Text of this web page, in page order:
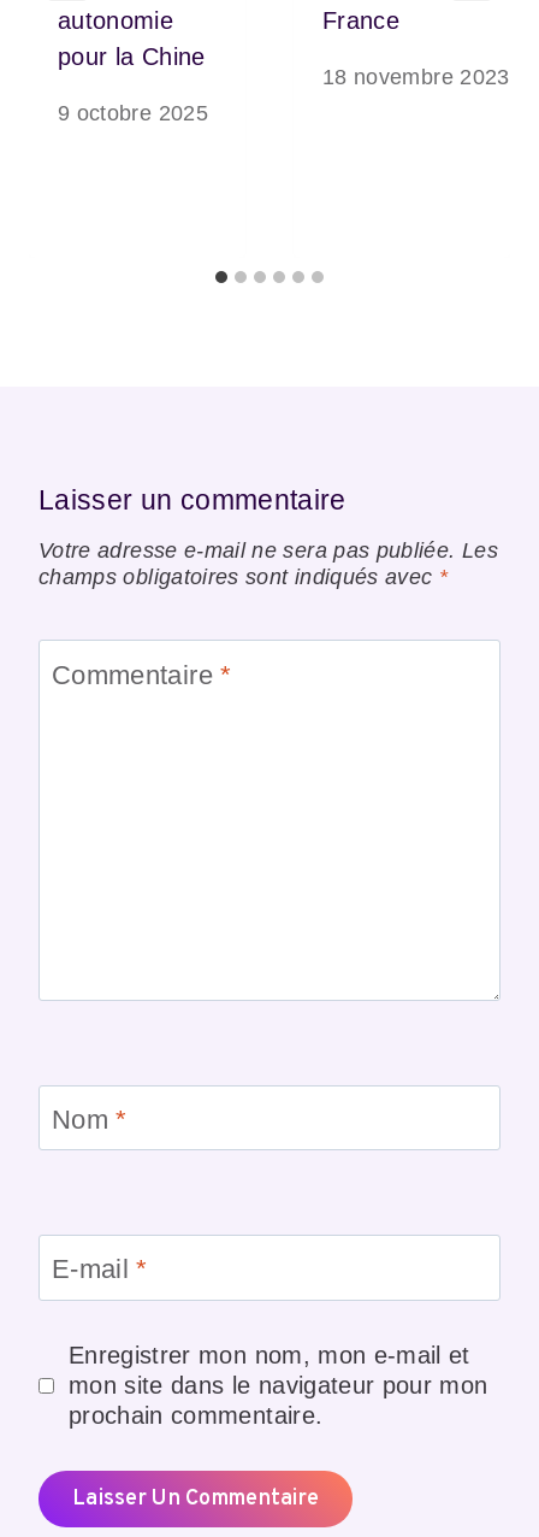
autonomie
pour la Chine
9 octobre 2025
France
18 novembre 2023
Laisser un commentaire
Votre adresse e-mail ne sera pas publiée. Les
champs obligatoires sont indiqués avec *
Commentaire*
Nom*
E-mail*
Enregistrer mon nom, mon e-mail et
mon site dans le navigateur pour mon
prochain commentaire.